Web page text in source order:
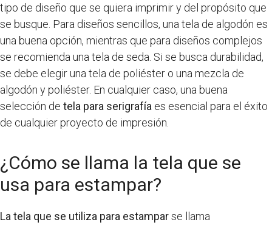
tipo de diseño que se quiera imprimir y del propósito que
se busque. Para diseños sencillos, una tela de algodón es
una buena opción, mientras que para diseños complejos
se recomienda una tela de seda. Si se busca durabilidad,
se debe elegir una tela de poliéster o una mezcla de
algodón y poliéster. En cualquier caso, una buena
selección de tela para serigrafía es esencial para el éxito
de cualquier proyecto de impresión.
¿Cómo se llama la tela que se
usa para estampar?
La tela que se utiliza para estamparse llama